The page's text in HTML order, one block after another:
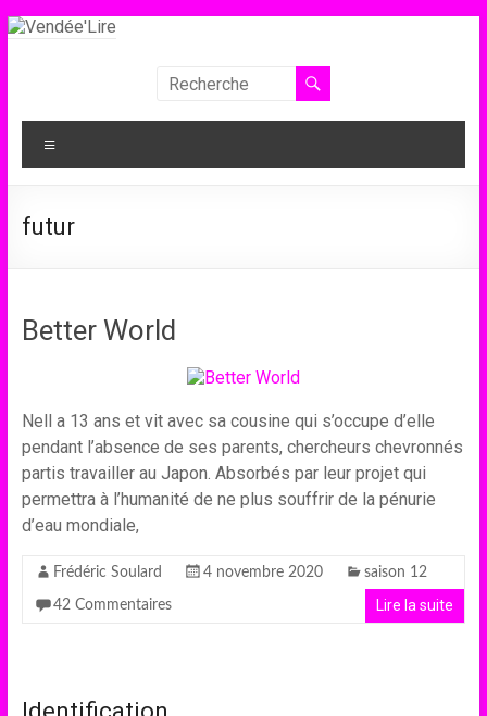
Aller
Vendée'Lire
Le
prix
collégiens
futur
Better World
Nell a 13 ans et vit avec sa cousine qui s’occupe d’elle
pendant l’absence de ses parents, chercheurs chevronnés
partis travailler au Japon. Absorbés par leur projet qui
permettra à l’humanité de ne plus souffrir de la pénurie
d’eau mondiale,
Frédéric Soulard 4 novembre 2020 saison 12
42 Commentaires Lire la suite